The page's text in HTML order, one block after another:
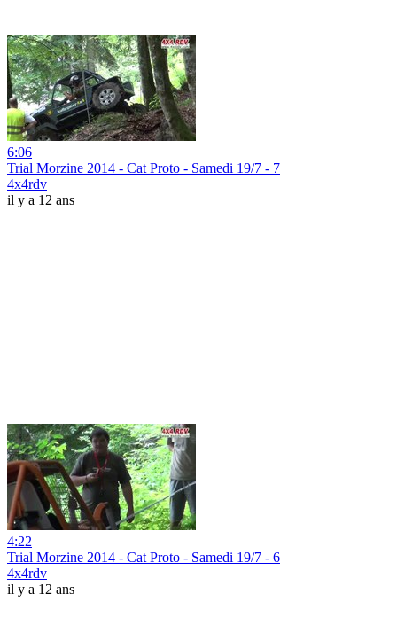
6:06
Trial Morzine 2014 - Cat Proto - Samedi 19/7 - 7
4x4rdv
il y a 12 ans
4:22
Trial Morzine 2014 - Cat Proto - Samedi 19/7 - 6
4x4rdv
il y a 12 ans